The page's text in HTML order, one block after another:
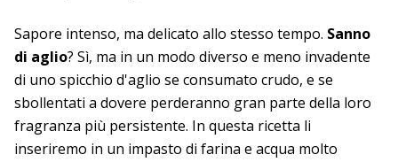
Sapore intenso, ma delicato allo stesso tempo. Sanno
di aglio? Sì, ma in un modo diverso e meno invadente
di uno spicchio d'aglio se consumato crudo, e se
sbollentati a dovere perderanno gran parte della loro
fragranza più persistente. In questa ricetta li
inseriremo in un impasto di farina e acqua molto